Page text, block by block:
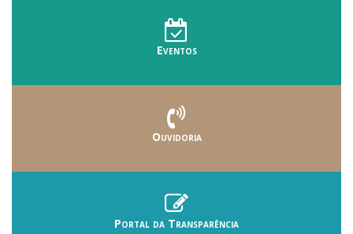
Eventos
Ouvidoria
Portal da Transparência